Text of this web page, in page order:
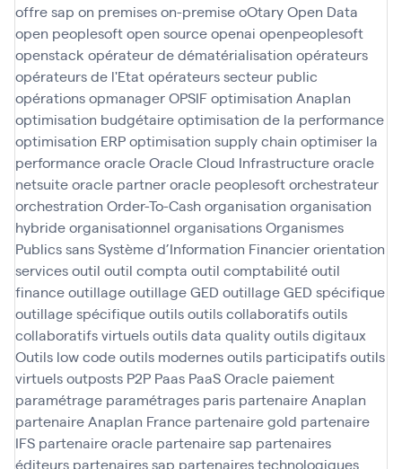
offre sap on premiseson-premiseoOtaryOpen Data
open peoplesoftopen sourceopenai openpeoplesoft
openstack opérateur de dématérialisation opérateurs
opérateurs de l'Etatopérateurs secteur public
opérationsopmanagerOPSIFoptimisation Anaplan
optimisation budgétaireoptimisation de la performance
optimisation ERPoptimisation supply chain optimiser la
performanceoracleOracle Cloud Infrastructureoracle
netsuiteoracle partneroracle peoplesoftorchestrateur
orchestration Order-To-Cashorganisation organisation
hybrideorganisationnel organisationsOrganismes
Publics sans Système d’Information Financierorientation
servicesoutil outil compta outil comptabilitéoutil
financeoutillageoutillage GED outillage GED spécifique
outillage spécifiqueoutilsoutils collaboratifsoutils
collaboratifs virtuelsoutils data qualityoutils digitaux
Outils low codeoutils modernesoutils participatifsoutils
virtuelsoutposts P2P Paas PaaS Oracle paiement
paramétrage paramétrages paris partenaire Anaplan
partenaire Anaplan France partenaire gold partenaire
IFS partenaire oracle partenaire sap partenaires
éditeurs partenaires sap partenaires technologiques